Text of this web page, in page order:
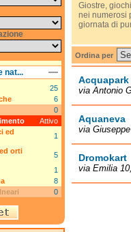
Giostre,
nei numerosi
giornata di
Ordina per
via Antonio
Aquaneva
via
Dromokart
via Emilia
nat...
25
6
0
Attivo
ed
1
orti
5
1
8
0